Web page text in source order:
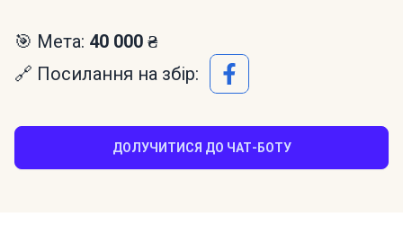
🎯 Мета: 40 000 ₴
🔗 Посилання на збір:
ДОЛУЧИТИСЯ ДО ЧАТ-БОТУ